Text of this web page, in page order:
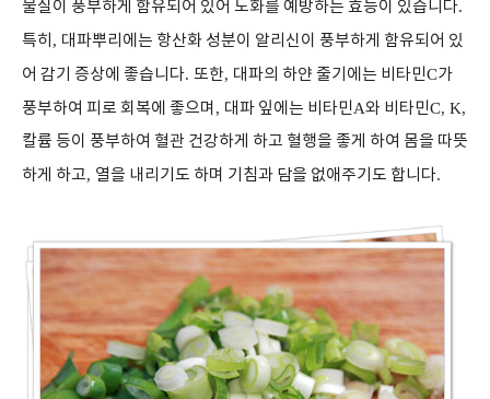
물질이 풍부하게 함유되어 있어 노화를 예방하는 효능이 있습니다.
특히 , 대파뿌리에는 항산화 성분이 알리신이 풍부하게 함유되어 있
어 감기 증상에 좋습니다. 또한, 대파의 하얀 줄기에는 비타민C가
풍부하여 피로 회복에 좋으며 , 대파 잎에는 비타민A와 비타민C, K,
칼륨 등이 풍부하여 혈관 건강하게 하고 혈행을 좋게 하여 몸을 따뜻
하게 하고, 열을 내리기도 하며 기침과 담을 없애주기도 합니다.